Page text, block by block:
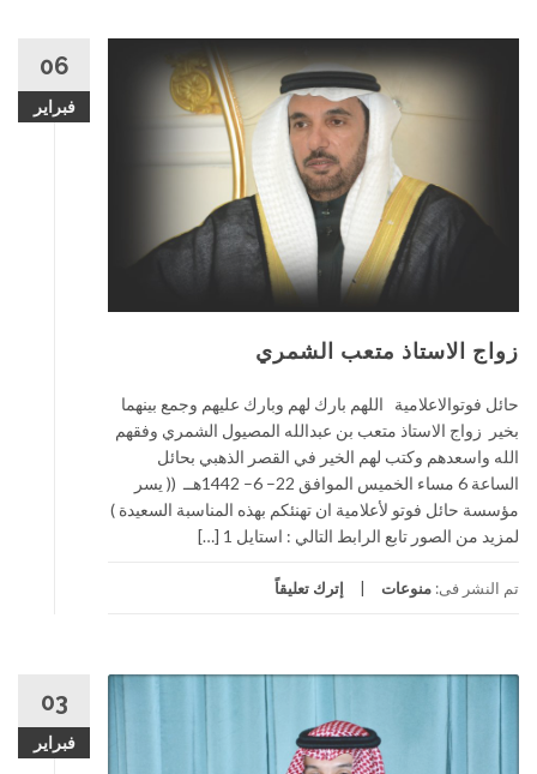
06
فبراير
زواج الاستاذ متعب الشمري
حائل فوتوالاعلامية اللهم بارك لهم وبارك عليهم وجمع بينهما
بخير زواج الاستاذ متعب بن عبدالله المصيول الشمري وفقهم
الله واسعدهم وكتب لهم الخير في القصر الذهبي بحائل
الساعة 6 مساء الخميس الموافق 22– 6– 1442هــ (( يسر
مؤسسة حائل فوتو لأعلامية ان تهنئكم بهذه المناسبة السعيدة )
لمزيد من الصور تابع الرابط التالي : استايل 1 […]
تم النشر فى: منوعات إترك تعليقاً
03
فبراير